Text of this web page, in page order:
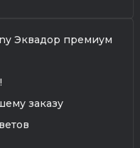
Эквадор премиум
заказу